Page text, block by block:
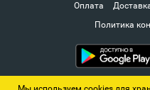
Оплата
Политика